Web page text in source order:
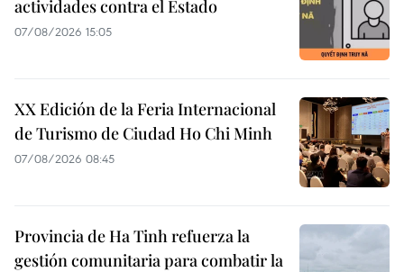
actividades contra el Estado
07/08/2026 15:05
XX Edición de la Feria Internacional
de Turismo de Ciudad Ho Chi Minh
07/08/2026 08:45
Provincia de Ha Tinh refuerza la
gestión comunitaria para combatir la